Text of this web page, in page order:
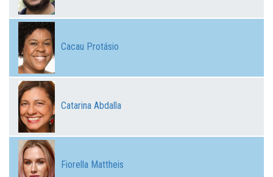
Cacau Protásio
Catarina Abdalla
Fiorella Mattheis